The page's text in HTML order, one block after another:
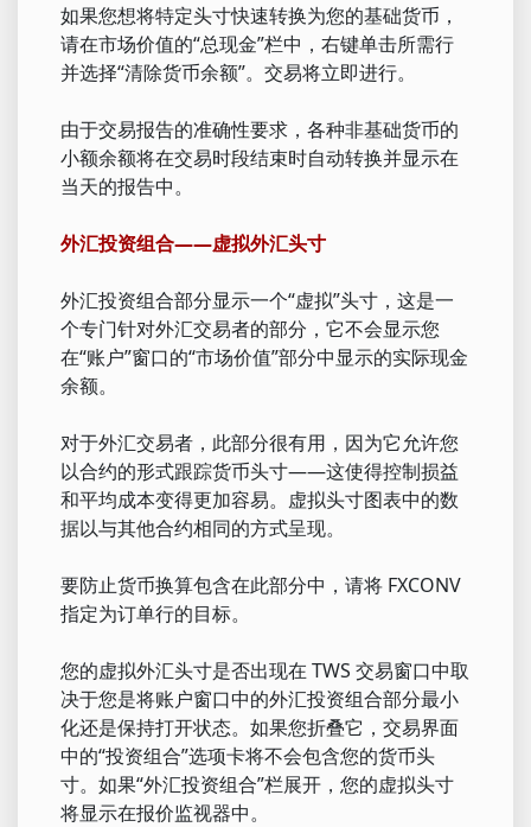
如果您想将特定头寸快速转换为您的基础货币，
请在市场价值的“总现金”栏中，右键单击所需行
并选择“清除货币余额”。交易将立即进行。
由于交易报告的准确性要求，各种非基础货币的
小额余额将在交易时段结束时自动转换并显示在
当天的报告中。
外汇投资组合——虚拟外汇头寸
外汇投资组合部分显示一个“虚拟”头寸，这是一
个专门针对外汇交易者的部分，它不会显示您
在“账户”窗口的“市场价值”部分中显示的实际现金
余额。
对于外汇交易者，此部分很有用，因为它允许您
以合约的形式跟踪货币头寸——这使得控制损益
和平均成本变得更加容易。虚拟头寸图表中的数
据以与其他合约相同的方式呈现。
要防止货币换算包含在此部分中，请将 FXCONV
指定为订单行的目标。
您的虚拟外汇头寸是否出现在 TWS 交易窗口中取
决于您是将账户窗口中的外汇投资组合部分最小
化还是保持打开状态。如果您折叠它，交易界面
中的“投资组合”选项卡将不会包含您的货币头
寸。如果“外汇投资组合”栏展开，您的虚拟头寸
将显示在报价监视器中。